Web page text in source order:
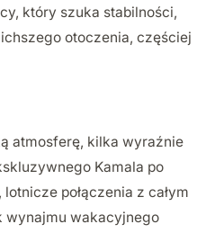
który szuka stabilności,
otoczenia, częściej
atmosferę, kilka wyraźnie
Kamala po
połączenia z całym
wynajmu wakacyjnego